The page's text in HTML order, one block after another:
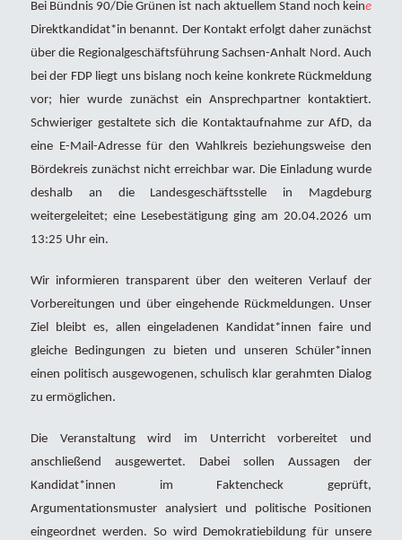
Bei Bündnis 90/Die Grünen ist nach aktuellem Stand noch keine
Direktkandidat*in benannt. Der Kontakt erfolgt daher zunächst
über die Regionalgeschäftsführung Sachsen-Anhalt Nord. Auch
bei der FDP liegt uns bislang noch keine konkrete Rückmeldung
vor; hier wurde zunächst ein Ansprechpartner kontaktiert.
Schwieriger gestaltete sich die Kontaktaufnahme zur AfD, da
eine E-Mail-Adresse für den Wahlkreis beziehungsweise den
Bördekreis zunächst nicht erreichbar war. Die Einladung wurde
deshalb an die Landesgeschäftsstelle in Magdeburg
weitergeleitet; eine Lesebestätigung ging am 20.04.2026 um
13:25 Uhr ein.
Wir informieren transparent über den weiteren Verlauf der
Vorbereitungen und über eingehende Rückmeldungen. Unser
Ziel bleibt es, allen eingeladenen Kandidat*innen faire und
gleiche Bedingungen zu bieten und unseren Schüler*innen
einen politisch ausgewogenen, schulisch klar gerahmten Dialog
zu ermöglichen.
Die Veranstaltung wird im Unterricht vorbereitet und
anschließend ausgewertet. Dabei sollen Aussagen der
Kandidat*innen im Faktencheck geprüft,
Argumentationsmuster analysiert und politische Positionen
eingeordnet werden. So wird Demokratiebildung für unsere